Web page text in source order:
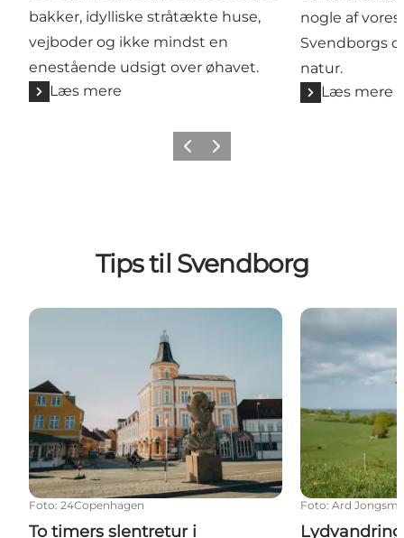
bakker, idylliske stråtækte huse,
vejboder og ikke mindst en
enestående udsigt over øhavet.
Læs mere
nogle af
Svendborgs
natur.
Læs mere
Forrige billede
Næste billede
Tips til Svendborg
To timers slentretur i Svendborg
Foto: 24Copenhagen
To timers slentretur i
Foto: Ard